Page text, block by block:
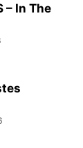
– In The